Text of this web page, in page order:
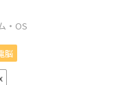
・OS
脳